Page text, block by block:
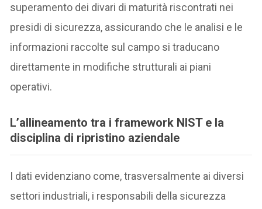
superamento dei divari di maturità riscontrati nei
presidi di sicurezza, assicurando che le analisi e le
informazioni raccolte sul campo si traducano
direttamente in modifiche strutturali ai piani
operativi.
L’allineamento tra i framework NIST e la
disciplina di ripristino aziendale
I dati evidenziano come, trasversalmente ai diversi
settori industriali, i responsabili della sicurezza